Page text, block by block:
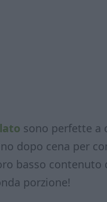
sono perfette a
dopo cena per
basso
porzione!